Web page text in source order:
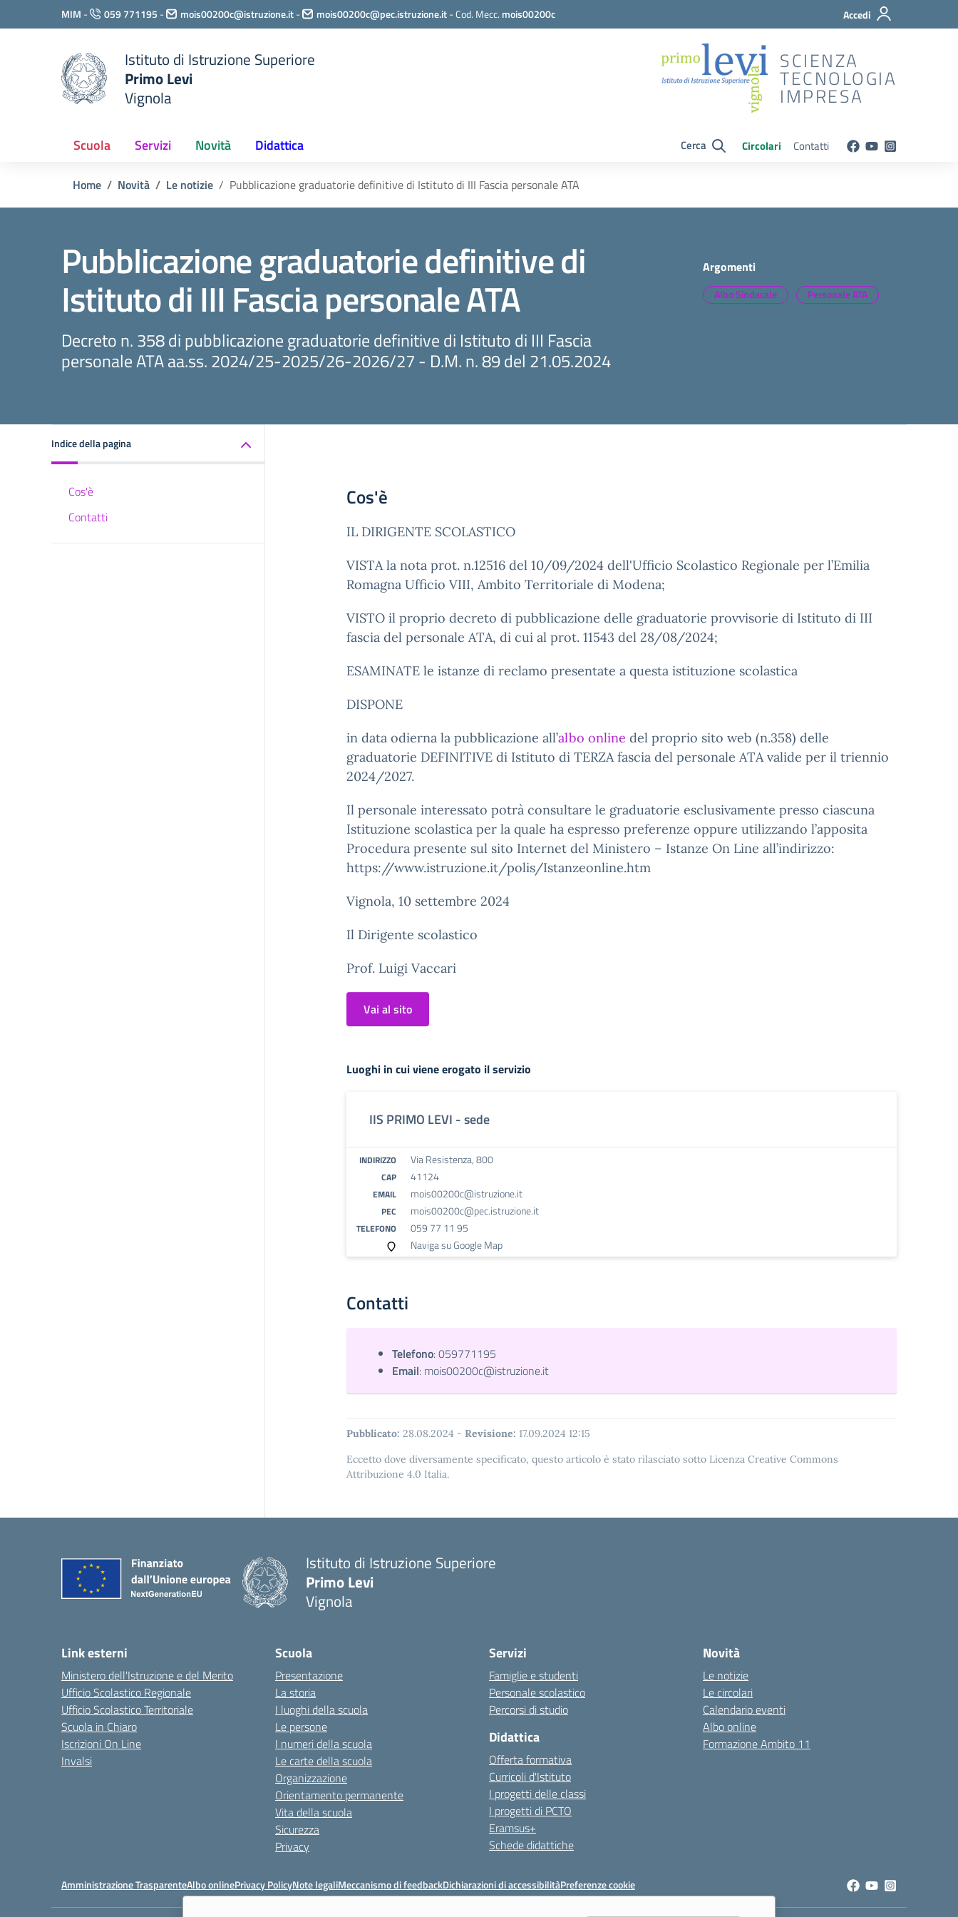
Vai ai contenuti
Vai al menu di navigazione
MIM - 059 771195 - mois00200c@istruzione.it- mois00200c@pec.istruzione.it-Cod. Mecc. mois00200c Accedi
Istituto di Istruzione Superiore
Primo Levi
Vignola
SCIENZA
TECNOLOGIA
IMPRESA
Scuola Servizi Novità Didattica Cerca Circolari Contatti
Home Novità Le notizie Pubblicazione graduatorie definitive di Istituto di III Fascia personale ATA
Pubblicazione graduatorie definitive di
Istituto di III Fascia personale ATA
Decreto n. 358 di pubblicazione graduatorie definitive di Istituto di III Fascia
personale ATA aa.ss. 2024/25-2025/26-2026/27 - D.M. n. 89 del 21.05.2024
Argomenti
Albo Sindacale Personale ATA
Indice della pagina
Cos'è
Contatti
Cos'è
IL DIRIGENTE SCOLASTICO
VISTA la nota prot. n.12516 del 10/09/2024 dell'Ufficio Scolastico Regionale per l’Emilia
Romagna Ufficio VIII, Ambito Territoriale di Modena;
VISTO il proprio decreto di pubblicazione delle graduatorie provvisorie di Istituto di III
fascia del personale ATA, di cui al prot. 11543 del 28/08/2024;
ESAMINATE le istanze di reclamo presentate a questa istituzione scolastica
DISPONE
in data odierna la pubblicazione all’albo online del proprio sito web (n.358) delle
graduatorie DEFINITIVE di Istituto di TERZA fascia del personale ATA valide per il triennio
2024/2027.
Il personale interessato potrà consultare le graduatorie esclusivamente presso ciascuna
Istituzione scolastica per la quale ha espresso preferenze oppure utilizzando l’apposita
Procedura presente sul sito Internet del Ministero – Istanze On Line all’indirizzo:
https://www.istruzione.it/polis/Istanzeonline.htm
Vignola, 10 settembre 2024
Il Dirigente scolastico
Prof. Luigi Vaccari
Vai al sito
Luoghi in cui viene erogato il servizio
IIS PRIMO LEVI - sede
INDIRIZZO Via Resistenza, 800
CAP 41124
EMAIL mois00200c@istruzione.it
PEC mois00200c@pec.istruzione.it
TELEFONO
059 77 11 95
Naviga su Google Map
Contatti
Telefono:059771195
Email: mois00200c@istruzione.it
Pubblicato: 28.08.2024 - Revisione: 17.09.2024 12:15
Eccetto dove diversamente specificato, questo articolo è stato rilasciato sotto Licenza Creative Commons
Attribuzione 4.0 Italia.
Istituto di Istruzione Superiore
Primo Levi
Vignola
Link esterni
Ministero dell'Istruzione e del Merito
Ufficio Scolastico Regionale
Ufficio Scolastico Territoriale
Scuola in Chiaro
Iscrizioni On Line
Invalsi
Scuola
Presentazione
La storia
I luoghi della scuola
Le persone
I numeri della scuola
Le carte della scuola
Organizzazione
Orientamento permanente
Vita della scuola
Sicurezza
Privacy
Servizi
Famiglie e studenti
Personale scolastico
Percorsi di studio
Didattica
Offerta formativa
Curricoli d'Istituto
I progetti delle classi
I progetti di PCTO
Eramsus+
Schede didattiche
Novità
Le notizie
Le circolari
Calendario eventi
Albo online
Formazione Ambito 11
Amministrazione TrasparenteAlbo onlinePrivacy PolicyNote legaliMeccanismo di feedbackDichiarazioni di accessibilitàPreferenze cookie